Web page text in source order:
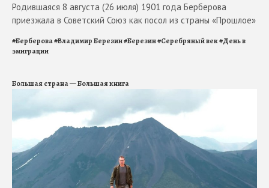
Родившаяся 8 августа (26 июля) 1901 года Берберова
приезжала в Советский Союз как посол из страны «Прошлое»
#Берберова#Владимир Березин#Березин#Серебряный век#День в
эмиграции
Большая страна — Большая книга